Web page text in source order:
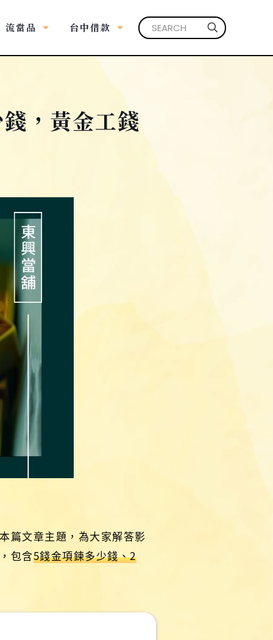
流當品 台中借款
，黃金工錢
篇文章主題，為大家解答影
包含5錢金項鍊多少錢、2